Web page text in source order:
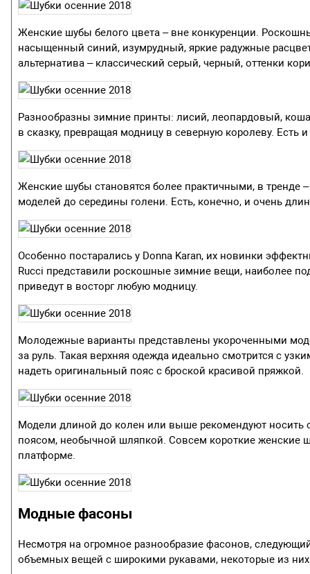
Женские шубы белого цвета – вне конкуренции.
насыщенный синий, изумрудный, яркие радужные
альтернатива – классический серый, черный, оттенки
Разнообразны зимние принты: лисий, леопардовый,
в сказку, превращая модницу в северную королеву.
Женские шубы становятся более практичными, в тренде
моделей до середины голени. Есть, конечно, и очень
Особенно постарались у Donna Karan, их новинки
Rucci представили роскошные зимние вещи, наиболее
приведут в восторг любую модницу.
Молодежные варианты представлены укороченными
за руль. Такая верхняя одежда идеально смотрится с
надеть оригинальный пояс с броской красивой пряжкой.
Модели длиной до колен или выше рекомендуют носить
поясом, необычной шляпкой. Совсем короткие женские
платформе.
Модные фасоны
Несмотря на огромное разнообразие фасонов,
объемных вещей с широкими рукавами, некоторые из